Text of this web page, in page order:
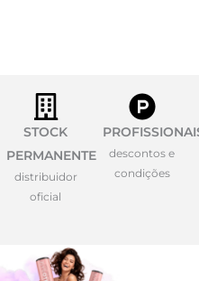
STOCK
PERMANENTE
distribuidor
oficial
descontos e
condições